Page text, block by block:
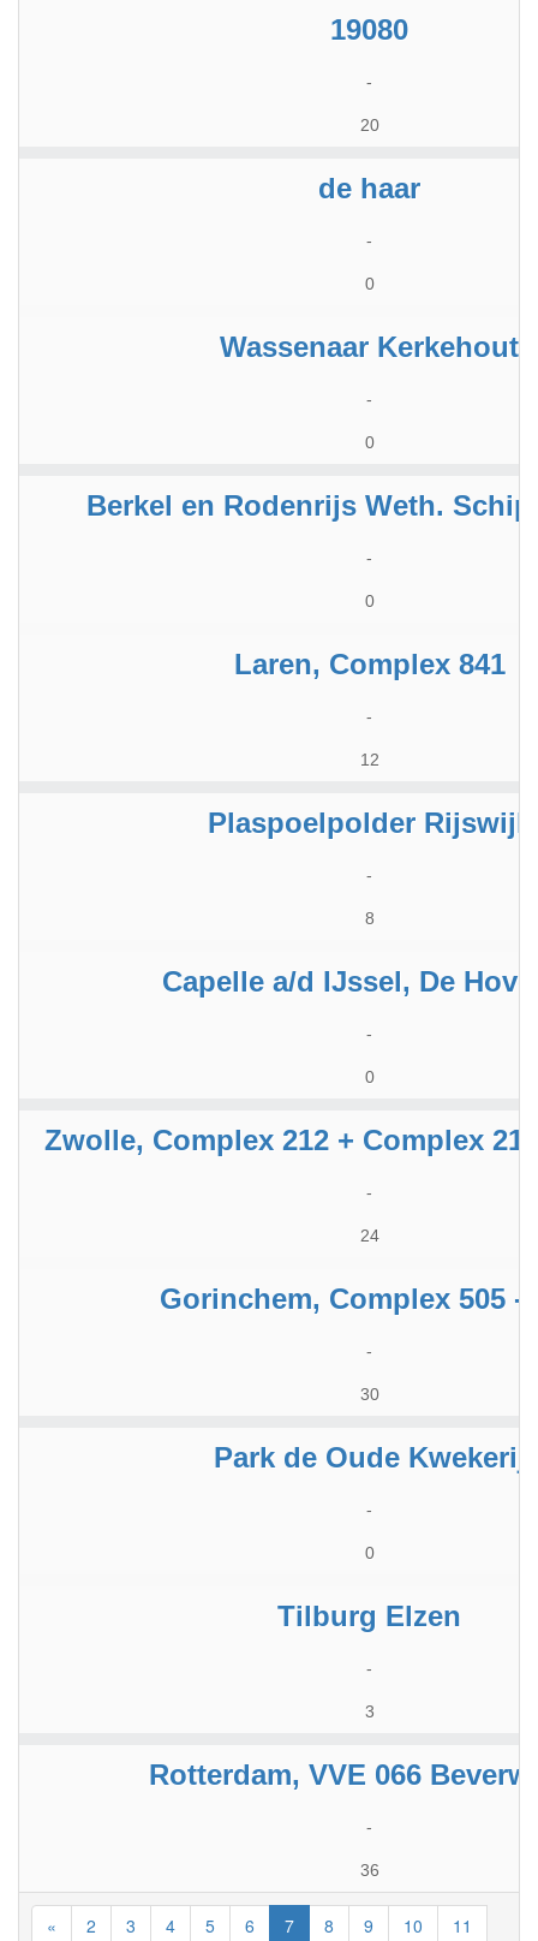
19080
-
20
de haar
-
0
Wassenaar Kerkehout
-
0
Berkel en Rodenrijs Weth.
-
0
Laren, Complex 841
-
12
Plaspoelpolder Rijswijk
-
8
Capelle a/d IJssel, De
-
0
Zwolle, Complex 212 + Complex
-
24
Gorinchem, Complex 505 -
-
30
Park de Oude Kwekerij
-
0
Tilburg Elzen
-
3
Rotterdam, VVE 066
-
36
« 2 3 4 5 6 7 8 9 10 11